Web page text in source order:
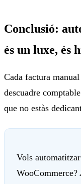
Conclusió:
és un luxe, és
Cada factura
descuadre
que no estàs
Vols